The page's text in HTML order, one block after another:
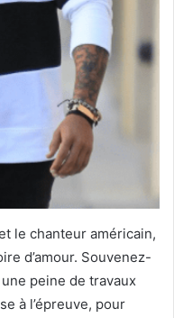
le chanteur américain,
d’amour. Souvenez-
peine de travaux
à l’épreuve, pour